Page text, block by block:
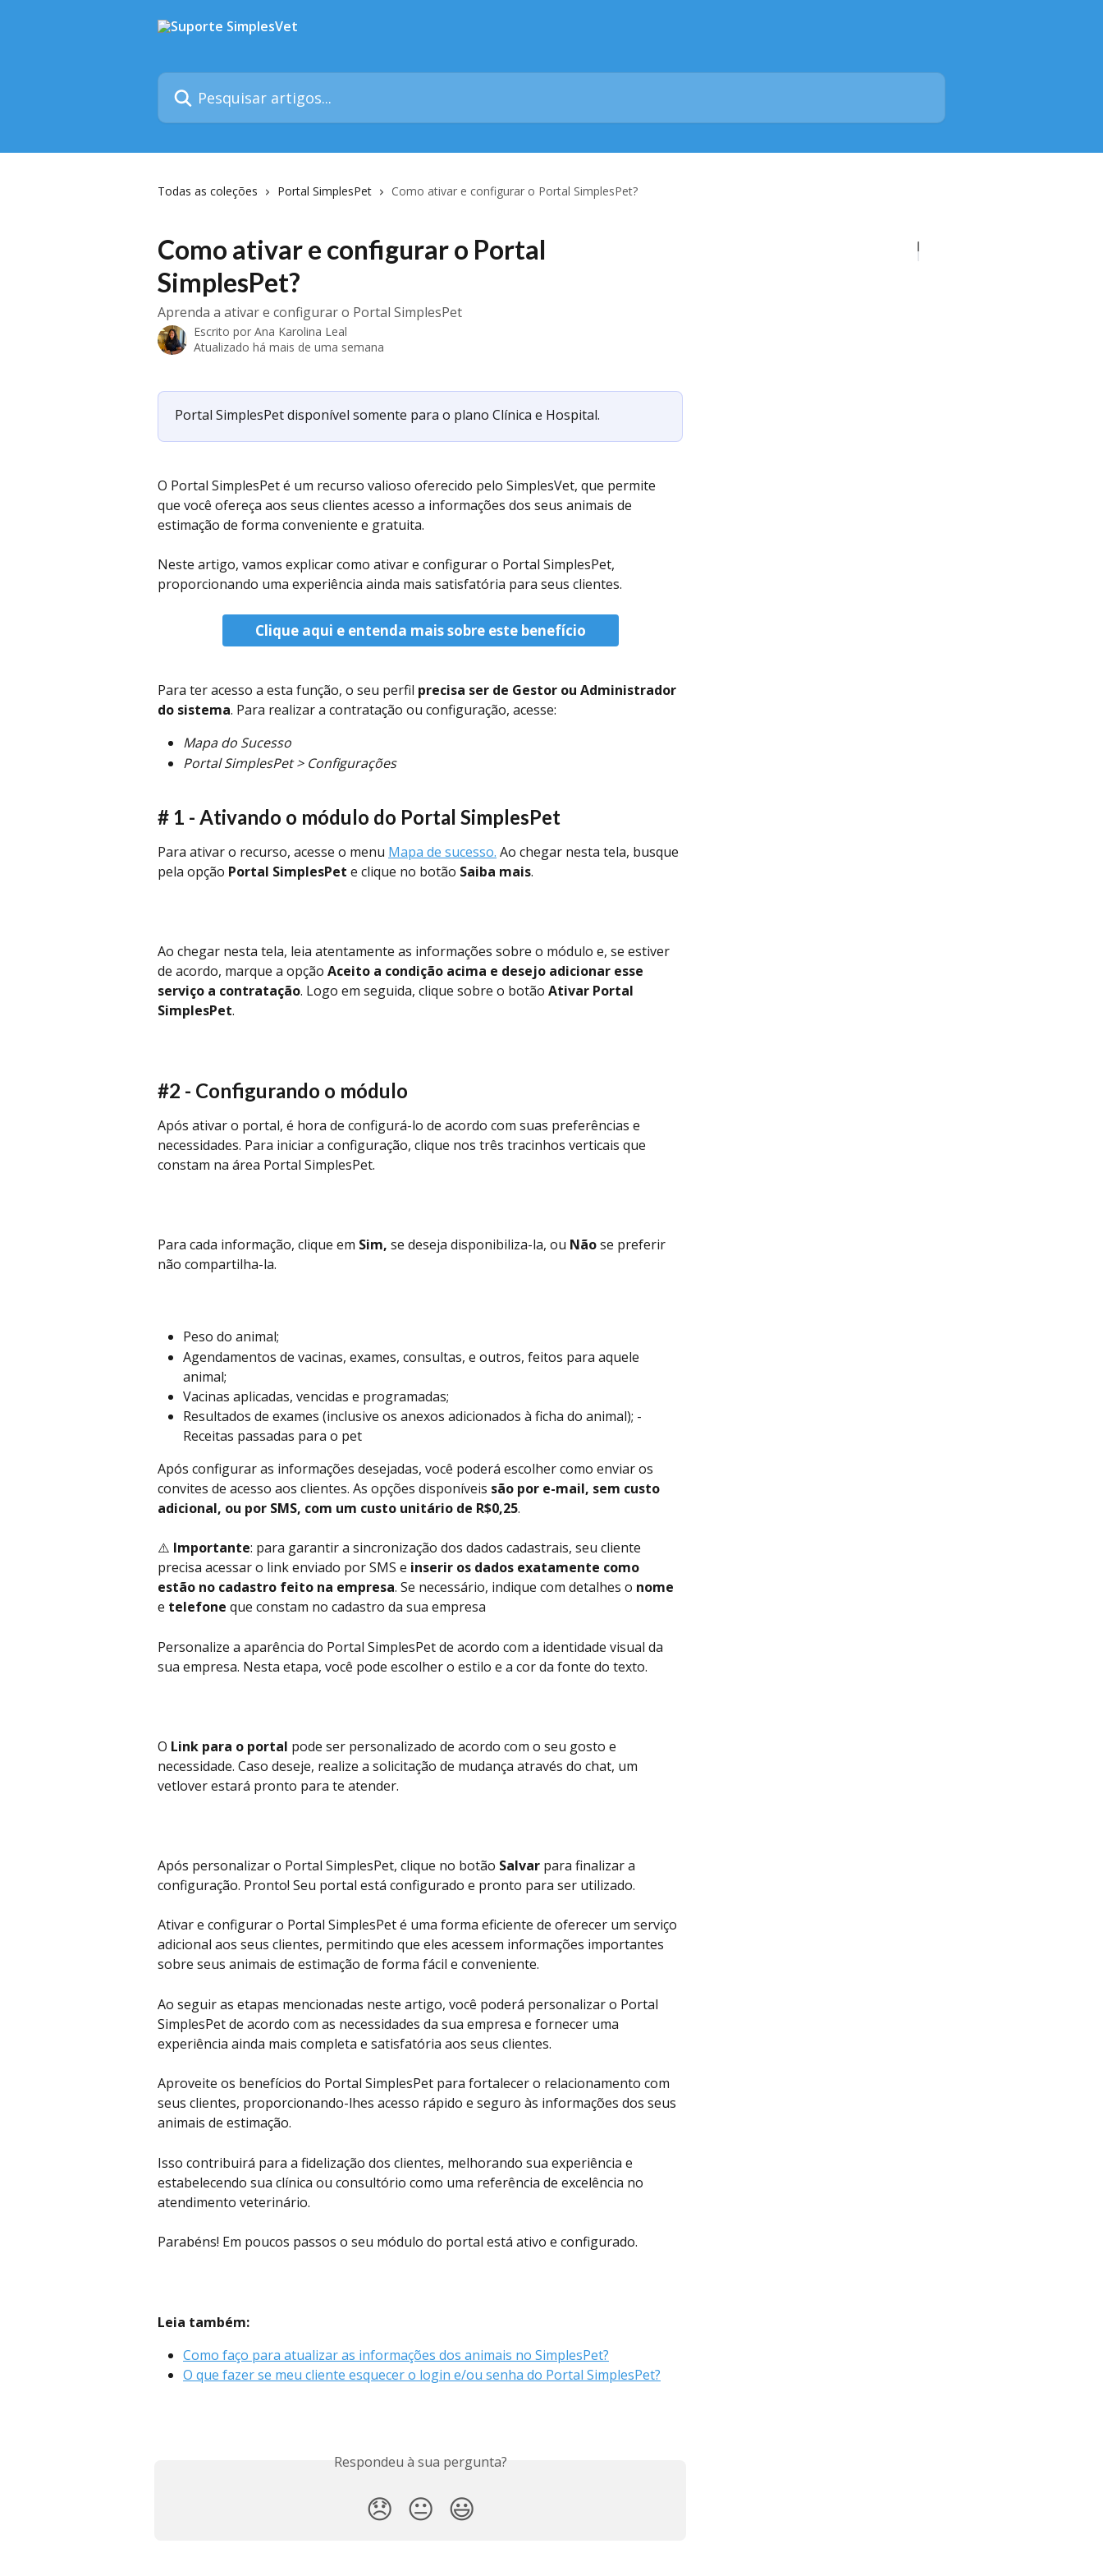
Pesquisar artigos...
Todas as coleções Portal SimplesPet Como ativar e configurar o Portal SimplesPet?
Como ativar e configurar o Portal
SimplesPet?
Aprenda a ativar e configurar o Portal SimplesPet
Escrito por Ana Karolina Leal
Atualizado há mais de uma semana
Portal SimplesPet disponível somente para o plano Clínica e Hospital.
O Portal SimplesPet é um recurso valioso oferecido pelo SimplesVet, que permite
que você ofereça aos seus clientes acesso a informações dos seus animais de
estimação de forma conveniente e gratuita.
Neste artigo, vamos explicar como ativar e configurar o Portal SimplesPet,
proporcionando uma experiência ainda mais satisfatória para seus clientes.
Clique aqui e entenda mais sobre este benefício
Para ter acesso a esta função, o seu perfil precisa ser de Gestor ou Administrador
do sistema. Para realizar a contratação ou configuração, acesse:
Mapa do Sucesso
Portal SimplesPet > Configurações
# 1 - Ativando o módulo do Portal SimplesPet
Para ativar o recurso, acesse o menu Mapa de sucesso. Ao chegar nesta tela, busque
pela opção Portal SimplesPet e clique no botão Saiba mais.
Ao chegar nesta tela, leia atentamente as informações sobre o módulo e, se estiver
de acordo, marque a opção Aceito a condição acima e desejo adicionar esse
serviço a contratação. Logo em seguida, clique sobre o botão Ativar Portal
SimplesPet.
#2 - Configurando o módulo
Após ativar o portal, é hora de configurá-lo de acordo com suas preferências e
necessidades. Para iniciar a configuração, clique nos três tracinhos verticais que
constam na área Portal SimplesPet.
Para cada informação, clique em Sim, se deseja disponibiliza-la, ou Não se preferir
não compartilha-la.
Peso do animal;
Agendamentos de vacinas, exames, consultas, e outros, feitos para aquele
animal;
Vacinas aplicadas, vencidas e programadas;
Resultados de exames (inclusive os anexos adicionados à ficha do animal); -
Receitas passadas para o pet ​
Após configurar as informações desejadas, você poderá escolher como enviar os
convites de acesso aos clientes. As opções disponíveis são por e-mail, sem custo
adicional, ou por SMS, com um custo unitário de R$0,25.
⚠️ Importante: para garantir a sincronização dos dados cadastrais, seu cliente
precisa acessar o link enviado por SMS e inserir os dados exatamente como
estão no cadastro feito na empresa. Se necessário, indique com detalhes o nome
e telefone que constam no cadastro da sua empresa
Personalize a aparência do Portal SimplesPet de acordo com a identidade visual da
sua empresa. Nesta etapa, você pode escolher o estilo e a cor da fonte do texto.
O Link para o portal pode ser personalizado de acordo com o seu gosto e
necessidade. Caso deseje, realize a solicitação de mudança através do chat, um
vetlover estará pronto para te atender.
Após personalizar o Portal SimplesPet, clique no botão Salvar para finalizar a
configuração. Pronto! Seu portal está configurado e pronto para ser utilizado.
Ativar e configurar o Portal SimplesPet é uma forma eficiente de oferecer um serviço
adicional aos seus clientes, permitindo que eles acessem informações importantes
sobre seus animais de estimação de forma fácil e conveniente.
Ao seguir as etapas mencionadas neste artigo, você poderá personalizar o Portal
SimplesPet de acordo com as necessidades da sua empresa e fornecer uma
experiência ainda mais completa e satisfatória aos seus clientes.
Aproveite os benefícios do Portal SimplesPet para fortalecer o relacionamento com
seus clientes, proporcionando-lhes acesso rápido e seguro às informações dos seus
animais de estimação.
Isso contribuirá para a fidelização dos clientes, melhorando sua experiência e
estabelecendo sua clínica ou consultório como uma referência de excelência no
atendimento veterinário.
Parabéns! Em poucos passos o seu módulo do portal está ativo e configurado.
Leia também:
Como faço para atualizar as informações dos animais no SimplesPet?
O que fazer se meu cliente esquecer o login e/ou senha do Portal SimplesPet?
Respondeu à sua pergunta?
😞 😐 😃